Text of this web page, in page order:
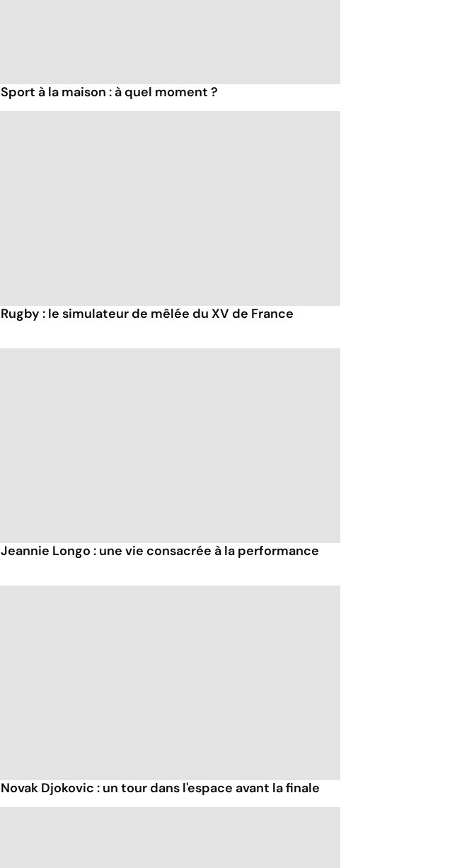
Sport à la maison : à quel moment ?
Rugby : le simulateur de mêlée du XV de France
Jeannie Longo : une vie consacrée à la performance
Novak Djokovic : un tour dans l'espace avant la finale